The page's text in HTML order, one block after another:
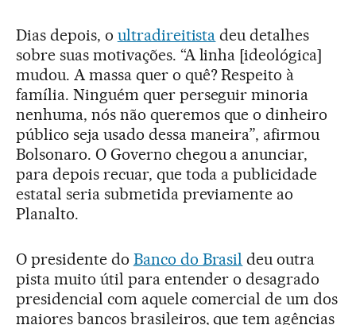
Dias depois, o ultradireitista deu detalhes
sobre suas motivações. “A linha [ideológica]
mudou. A massa quer o quê? Respeito à
família. Ninguém quer perseguir minoria
nenhuma, nós não queremos que o dinheiro
público seja usado dessa maneira”, afirmou
Bolsonaro. O Governo chegou a anunciar,
para depois recuar, que toda a publicidade
estatal seria submetida previamente ao
Planalto.
O presidente do Banco do Brasil deu outra
pista muito útil para entender o desagrado
presidencial com aquele comercial de um dos
maiores bancos brasileiros, que tem agências